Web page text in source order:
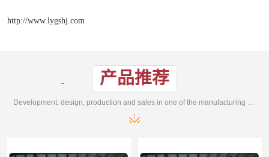
http://www.lygshj.com
产品推荐